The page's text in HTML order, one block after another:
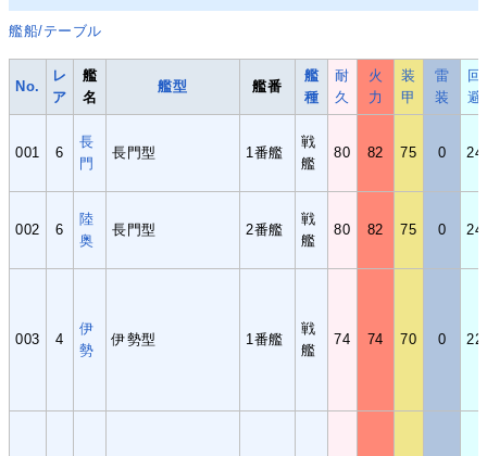
艦船/テーブル
No.
レ
ア
艦
名
艦型 艦番
艦
種
耐
久
火
力
装
甲
雷
装
回
避
001 6
長
門
長門型 1番艦
戦
艦
80 82 75 0 24
002 6
陸
奥
長門型 2番艦
戦
艦
80 82 75 0 24
003 4
伊
勢
伊勢型 1番艦
戦
艦
74 74 70 0 22